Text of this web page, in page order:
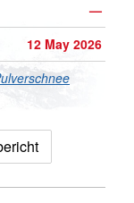
—
12 May 2026